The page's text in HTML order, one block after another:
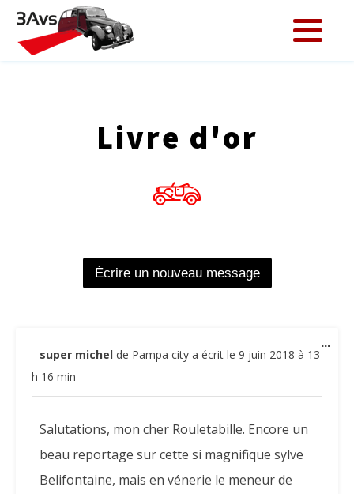
Livre d'or
super michel de Pampa city a écrit le 9 juin 2018 à 13
h 16 min
Salutations, mon cher Rouletabille. Encore un
beau reportage sur cette si magnifique sylve
Belifontaine, mais en vénerie le meneur de
...